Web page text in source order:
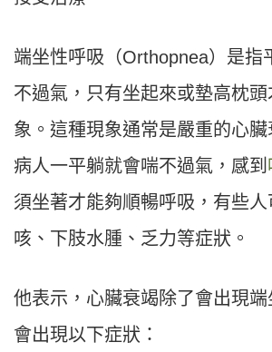
端坐性呼吸（Orthopnea）是指
不過氣，只有坐起來或墊高枕
象。這種現象通常是嚴重的心臟
病人一平躺就會喘不過氣，感到
須坐著才能夠順暢呼吸，有些
咳、下肢水腫、乏力等症狀。
他表示，心臟衰竭除了會出現
會出現以下症狀：